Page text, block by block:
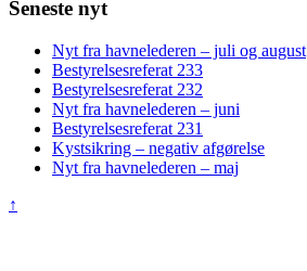
Seneste nyt
Nyt fra havnelederen – juli og august
Bestyrelsesreferat 233
Bestyrelsesreferat 232
Nyt fra havnelederen – juni
Bestyrelsesreferat 231
Kystsikring – negativ afgørelse
Nyt fra havnelederen – maj
↑